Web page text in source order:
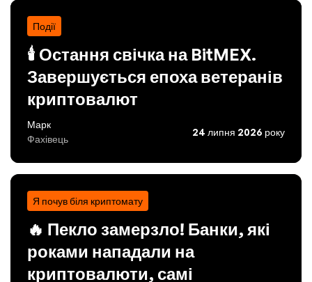
Події
🕯️ Остання свічка на BitMEX.
Завершується епоха ветеранів
криптовалют
Марк
Фахівець
24 липня 2026 року
Я почув біля криптомату
🔥 Пекло замерзло! Банки, які
роками нападали на
криптовалюти, самі